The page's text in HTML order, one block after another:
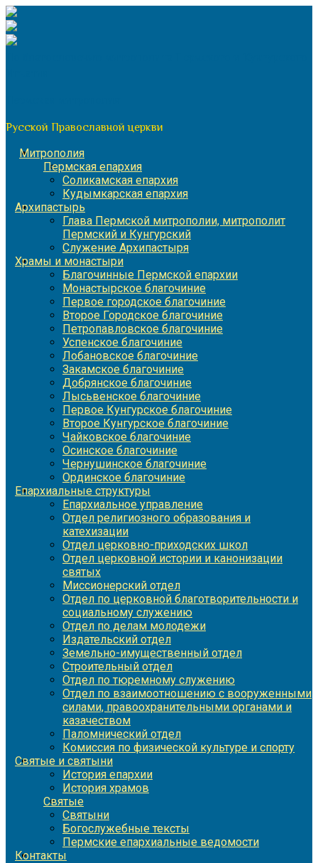
Перейти
к
содержимому
Русской Православной церкви
Митрополия
Пермская епархия
Соликамская епархия
Кудымкарская епархия
Архипастырь
Глава Пермской митрополии, митрополит
Пермский и Кунгурский
Служение Архипастыря
Храмы и монастыри
Благочинные Пермской епархии
Монастырское благочиние
Первое городское благочиние
Второе Городское благочиние
Петропавловское благочиние
Успенское благочиние
Лобановское благочиние
Закамское благочиние
Добрянское благочиние
Лысьвенское благочиние
Первое Кунгурское благочиние
Второе Кунгурское благочиние
Чайковское благочиние
Осинское благочиние
Чернушинское благочиние
Ординское благочиние
Епархиальные структуры
Епархиальное управление
Отдел религиозного образования и
катехизации
Отдел церковно-приходских школ
Отдел церковной истории и канонизации
святых
Миссионерский отдел
Отдел по церковной благотворительности и
социальному служению
Отдел по делам молодежи
Издательский отдел
Земельно-имущественный отдел
Строительный отдел
Отдел по тюремному служению
Отдел по взаимоотношению с вооруженными
силами, правоохранительными органами и
казачеством
Паломнический отдел
Комиссия по физической культуре и спорту
Святые и святыни
История епархии
История храмов
Святые
Святыни
Богослужебные тексты
Пермские епархиальные ведомости
Контакты